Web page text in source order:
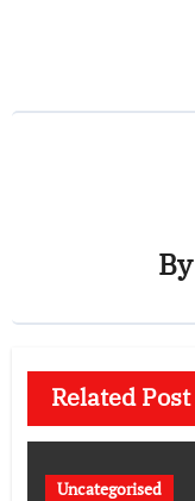
By
Related Post
Uncategorised